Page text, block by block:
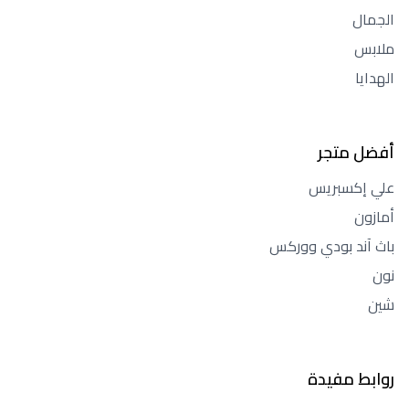
الجمال
ملابس
الهدايا
أفضل متجر
علي إكسبريس
أمازون
باث آند بودي ووركس
نون
شين
روابط مفيدة